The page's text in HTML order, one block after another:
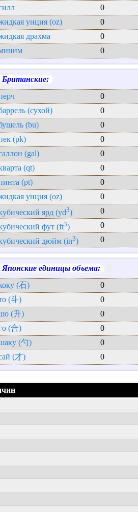
0
унция (oz)
0
драхма
0
0
Британские:
0
(сухой)
0
(bu)
0
(pk)
0
(gal)
0
(qt)
0
(pt)
0
унция (oz)
0
ярд (yd3)
0
фут (ft3)
0
дюйм (in3) 0
Японские единицы объема:
(石)
0
(斗)
0
(升)
0
(合)
0
(勺)
0
(才)
0